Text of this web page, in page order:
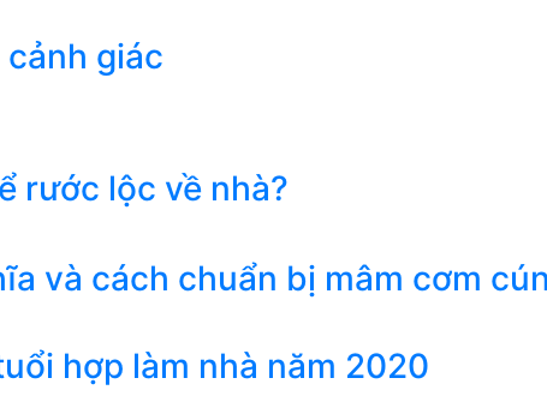
cảnh giác
rước lộc về nhà?
và cách chuẩn bị mâm cơm
hợp làm nhà năm 2020